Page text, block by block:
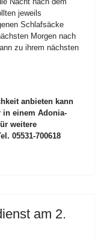
jeweils
Schlafsäcke
Morgen nach
zu ihrem nächsten
anbieten kann
einem Adonia-
weitere
05531-700618
am 2.